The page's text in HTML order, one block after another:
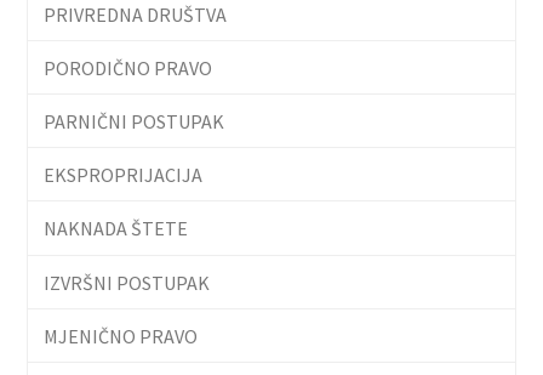
PRIVREDNA DRUŠTVA
PORODIČNO PRAVO
PARNIČNI POSTUPAK
EKSPROPRIJACIJA
NAKNADA ŠTETE
IZVRŠNI POSTUPAK
MJENIČNO PRAVO